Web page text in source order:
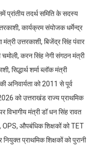
प्रांतीय तदर्थ समिति के सदस्य
कार्यक्रम संयोजक धर्मेन्द्र
उत्तरकाशी, बिजेंद्र सिंह पंवार
चमोली, करन सिंह नेगी संगठन मंत्री
सिद्धार्थ शर्मा ब्लॉक मंत्री
अनिवार्यता को 2011 से पूर्व
को उत्तराखंड राज्य प्राथमिक
मंत्री डॉ धन सिंह रावत
OPS, औपबंधिक शिक्षकों को TET
प्राथमिक शिक्षकों को पुरानी